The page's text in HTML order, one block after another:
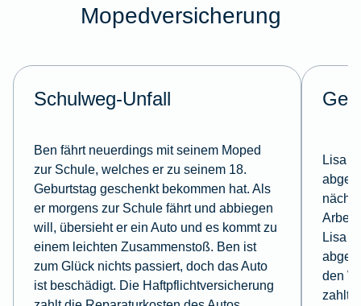
Mopedversicherung
Schulweg-Unfall
Ben fährt neuerdings mit seinem Moped
zur Schule, welches er zu seinem 18.
Geburtstag geschenkt bekommen hat. Als
er morgens zur Schule fährt und abbiegen
will, übersieht er ein Auto und es kommt zu
einem leichten Zusammenstoß. Ben ist
zum Glück nichts passiert, doch das Auto
ist beschädigt. Die Haftpflichtversicherung
Lisa
Arbeit
Lisa
den
zahlt.